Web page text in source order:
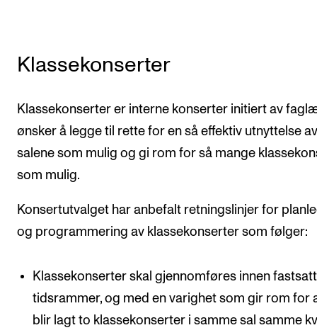
Klassekonserter
Klassekonserter er interne konserter initiert av
ønsker å legge til rette for en så effektiv utnyttelse av
salene som mulig og gi rom for så mange
som mulig.
Konsertutvalget har anbefalt retningslinjer for
og programmering av klassekonserter som følger:
Klassekonserter skal gjennomføres innen
tidsrammer, og med en varighet som gir rom for
blir lagt to klassekonserter i samme sal samme